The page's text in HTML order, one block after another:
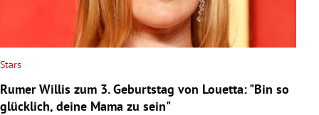
Stars
Rumer Willis zum 3. Geburtstag von Louetta: "Bin so
glücklich, deine Mama zu sein"